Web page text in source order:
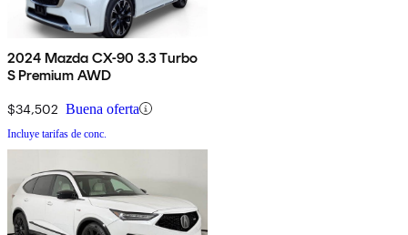
2024 Mazda CX-90 3.3 Turbo
S Premium AWD
$34,502 Buena oferta
Incluye tarifas de conc.